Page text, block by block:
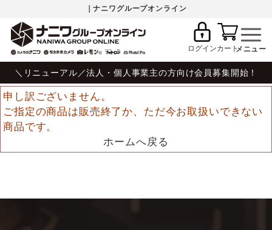
｜ナニワグループオンライン
ログインカート
＼リニューアル／法人・個人事業主の方向け会員募集開始！
申し訳ございません。
ご指定の商品は販売終了か、ただ今お取扱いできない
商品です。
ホームへ戻る